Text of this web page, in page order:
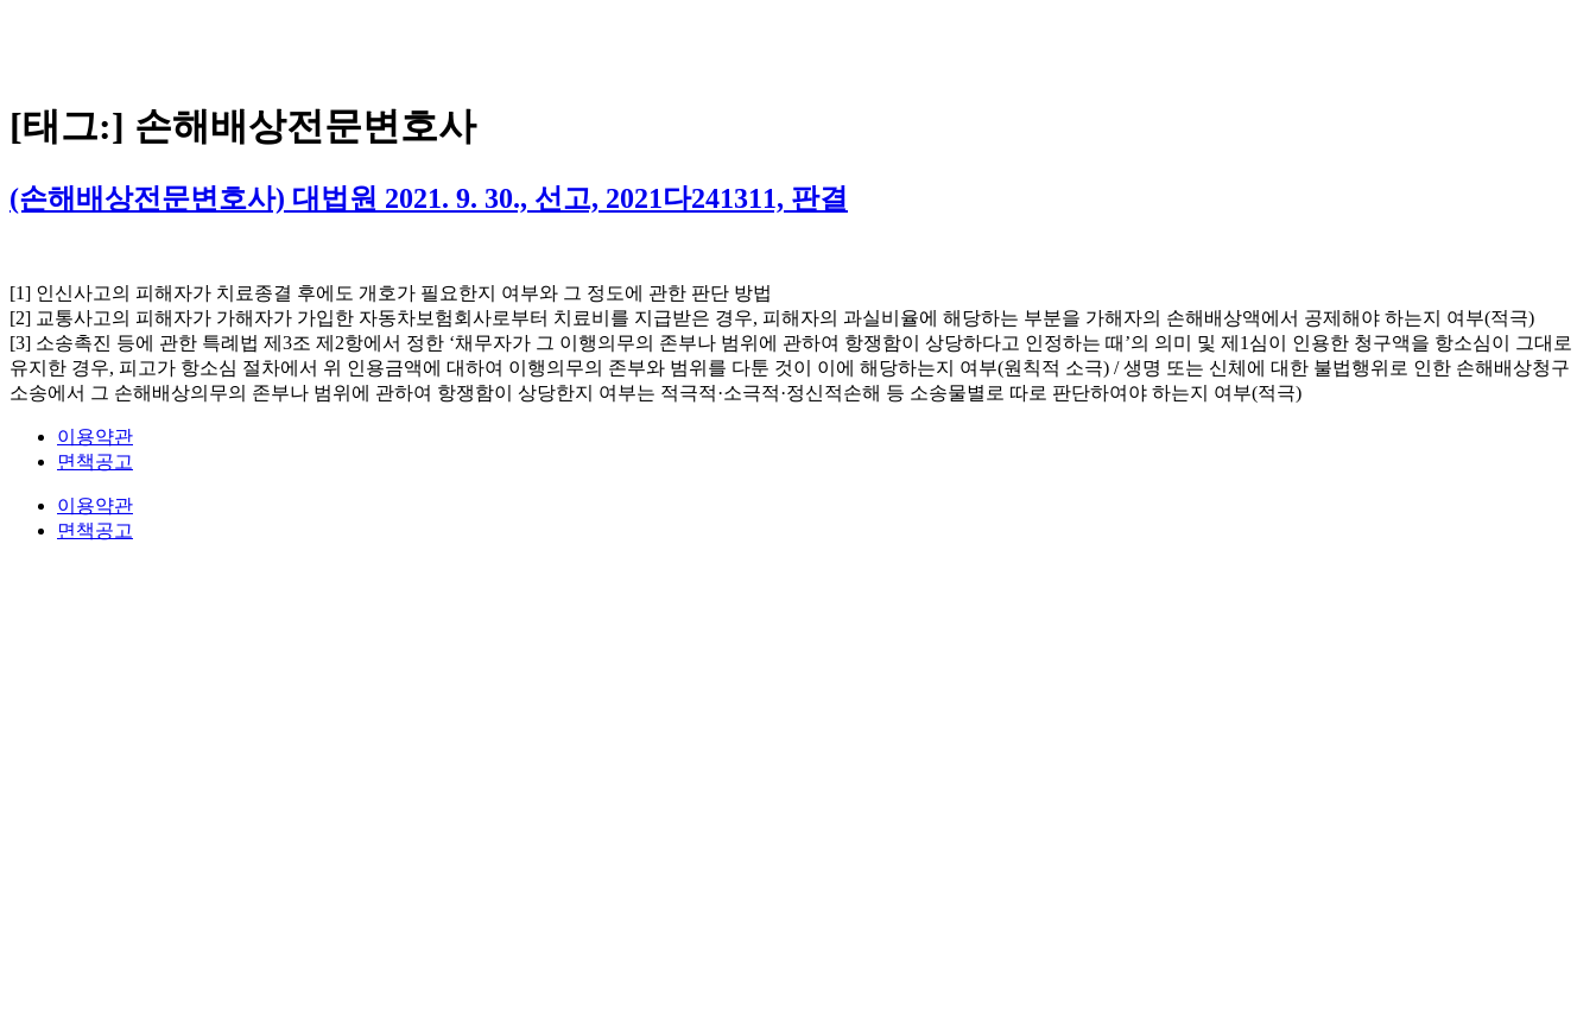
[태그:] 손해배상전문변호사
(손해배상전문변호사) 대법원 2021. 9. 30., 선고, 2021다241311, 판결
[1] 인신사고의 피해자가 치료종결 후에도 개호가 필요한지 여부와 그 정도에 관한 판단 방법
[2] 교통사고의 피해자가 가해자가 가입한 자동차보험회사로부터 치료비를 지급받은 경우, 피해자의 과실비율에 해당하는 부분을 가해자의 손해배상액에서 공제해야 하는지 여부(적극)
[3] 소송촉진 등에 관한 특례법 제3조 제2항에서 정한 ‘채무자가 그 이행의무의 존부나 범위에 관하여 항쟁함이 상당하다고 인정하는 때’의 의미 및 제1심이 인용한 청구액을 항소심이 그대로
유지한 경우, 피고가 항소심 절차에서 위 인용금액에 대하여 이행의무의 존부와 범위를 다툰 것이 이에 해당하는지 여부(원칙적 소극) / 생명 또는 신체에 대한 불법행위로 인한 손해배상청구
소송에서 그 손해배상의무의 존부나 범위에 관하여 항쟁함이 상당한지 여부는 적극적·소극적·정신적손해 등 소송물별로 따로 판단하여야 하는지 여부(적극)
이용약관
면책공고
이용약관
면책공고